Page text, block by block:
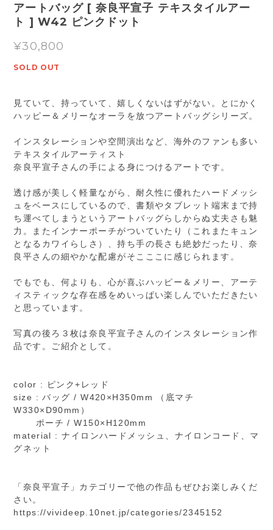
アートバッグ [ 奈良平宣子 テキスタイルアー
ト ] W42 ピンクドット
¥30,800
SOLD OUT
見ていて、持っていて、嬉しくないはずがない。とにかく
ハッピー＆メリーなオーラを放つアートバッグシリーズ。
インスタレーションや空間演出など、海外のファンも多い
テキスタイルアーティスト
奈良平宣子さんの手による身につけるアートです。
透け感が美しく軽量ながら、耐久性に優れたハードメッシ
ュをベースにしているので、書類やタブレット端末まで持
ち運べてしまうというアートバッグらしからぬ丈夫さも魅
力。またインナーポーチがついていたり（これまたキュン
となるカワイらしさ）、持ち手の長さも絶妙だったり、奈
良平さんの細やかな配慮がそこここに感じられます。
でもでも、何よりも、心が喜ぶハッピー＆メリー、アーテ
ィスティックな存在感をめいっぱい楽しんでいただきたい
と思っています。
写真の後ろ３枚は奈良平宣子さんのインスタレーション作
品です。ご紹介として。
color : ピンク+レッド
size : バッグ / W420×H350mm （底マチ
W330×D90mm）
ポーチ / W150×H120mm
material : ナイロンハードメッシュ、ナイロンコード、マ
グネット
「奈良平宣子」カテゴリーで他の作品もぜひお楽しみくだ
さい。
https://vivideep.10net.jp/categories/2345152